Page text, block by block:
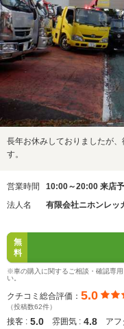
長年お休みしておりましたが
す。
営業時間
10:00～20:00 来店
法人名
有限会社ニホンレッ
無
料
※車の購入に関するご相談・確認専
い。
クチコミ総合評価： 5.0
（投稿数62件）
接客 : 5.0 雰囲気 : 4.8 アフ